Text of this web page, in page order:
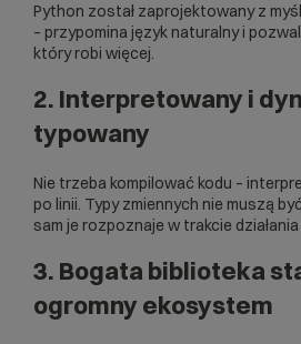
Python został zaprojektowany z
– przypomina język naturalny i
który robi więcej.
2. Interpretowany i
typowany
Nie trzeba kompilować kodu –
po linii. Typy zmiennych nie muszą
sam je rozpoznaje w trakcie
3. Bogata biblioteka
ogromny ekosystem